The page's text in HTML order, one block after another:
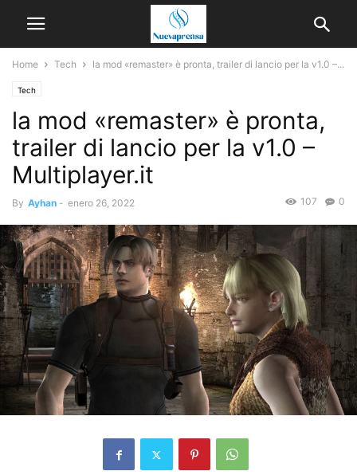
Home Tech la mod «remaster» è pronta, trailer di lancio per la v1.0 –...
Tech
la mod «remaster» è pronta,
trailer di lancio per la v1.0 –
Multiplayer.it
By Ayhan - enero 26, 2022 0
107